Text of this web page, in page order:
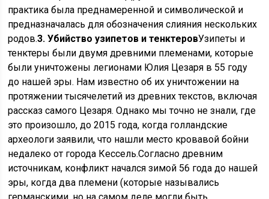
практика была преднамеренной и символической и
предназначалась для обозначения слияния нескольких
родов.3. Убийство узипетов и тенктеровУзипеты и
тенктеры были двумя древними племенами, которые
были уничтожены легионами Юлия Цезаря в 55 году
до нашей эры. Нам известно об их уничтожении на
протяжении тысячелетий из древних текстов, включая
рассказ самого Цезаря. Однако мы точно не знали, где
это произошло, до 2015 года, когда голландские
археологи заявили, что нашли место кровавой бойни
недалеко от города Кессель.Согласно древним
источникам, конфликт начался зимой 56 года до нашей
эры, когда два племени (которые назывались